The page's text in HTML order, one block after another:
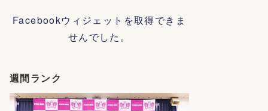
Facebookウィジェットを取得できま
せんでした。
週間ランク